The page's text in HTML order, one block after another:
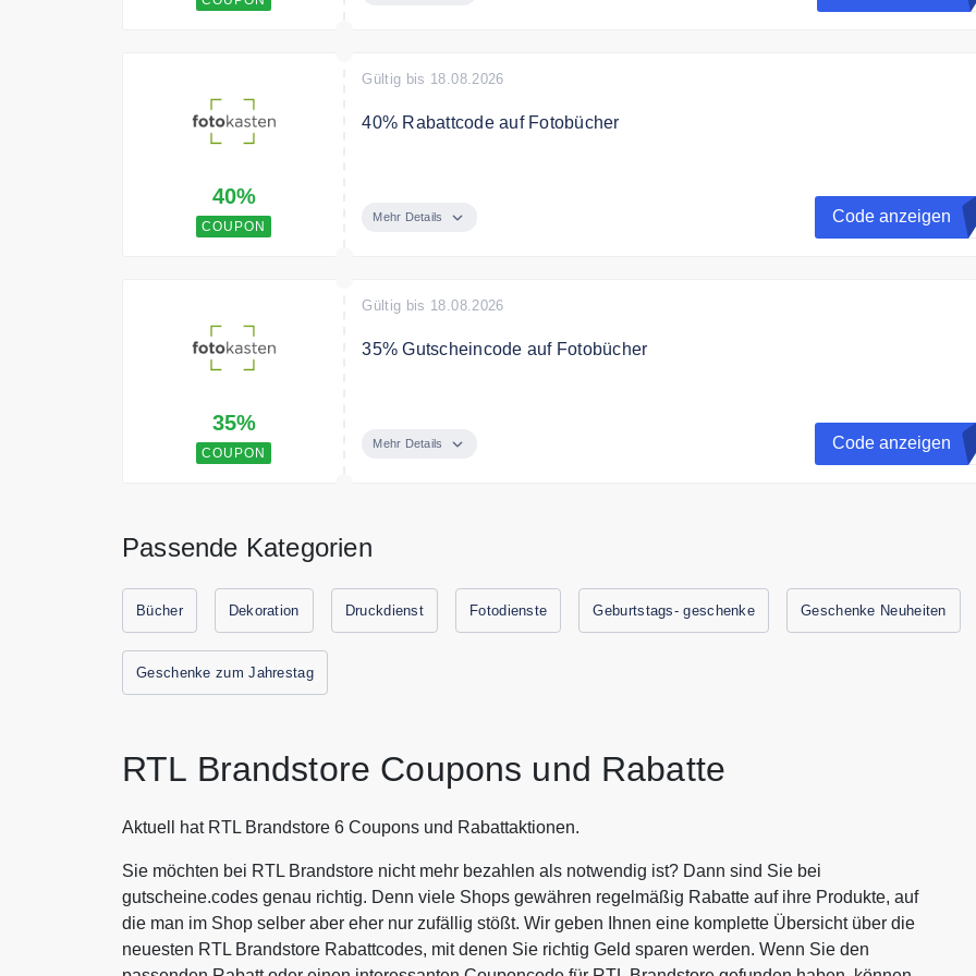
40%
COUPON
Gültig bis 18.08.2026
40% Rabattcode auf Fotobücher
Bedingungen
Mehr Details Code anzeigen
35%
COUPON
Gültig bis 18.08.2026
35% Gutscheincode auf Fotobücher
Bedingungen
Mehr Details Code anzeigen
Passende Kategorien
Bücher Dekoration Druckdienst Fotodienste Geburtstags- geschenke Geschenke Neuheiten
Geschenke zum Jahrestag
RTL Brandstore Coupons und Rabatte
Aktuell hat RTL Brandstore 6 Coupons und Rabattaktionen.
Sie möchten bei RTL Brandstore nicht mehr bezahlen als notwendig ist? Dann sind Sie bei
gutscheine.codes genau richtig. Denn viele Shops gewähren regelmäßig Rabatte auf ihre Produkte, auf
die man im Shop selber aber eher nur zufällig stößt. Wir geben Ihnen eine komplette Übersicht über die
neuesten RTL Brandstore Rabattcodes, mit denen Sie richtig Geld sparen werden. Wenn Sie den